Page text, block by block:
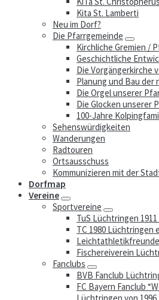
Kita St. Lamberti
Neu im Dorf?
Die Pfarrgemeinde
Kirchliche Gremien /
Geschichtliche
Die Vorgängerkirche
Planung und Bau der
Die Orgel unserer
Die Glocken unserer
100-Jahre
Sehenswürdigkeiten
Wanderungen
Radtouren
Ortsausschuss
Kommunizieren mit der
Dorfmap
Vereine
Sportvereine
TuS Lüchtringen 1911
TC 1980 Lüchtringen
Leichtathletikfreunde
Fischereiverein
Fanclubs
BVB Fanclub
FC Bayern Fanclub
Lüchtringen von 1996